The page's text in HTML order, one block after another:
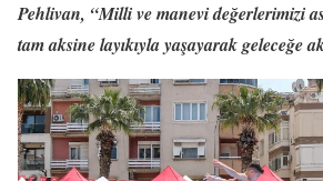
Pehlivan, “Milli ve manevi değerlerimizi
tam aksine layıkıyla yaşayarak geleceğe